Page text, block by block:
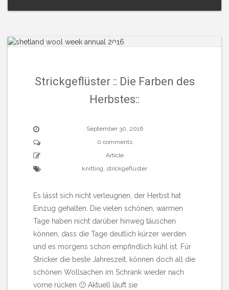
Strickgeflüster :: Die Farben des
Herbstes::
September 30, 2016
0 comments
Article
knitting, strickgeflüster
Es lässt sich nicht verleugnen, der Herbst hat
Einzug gehalten. Die vielen schönen, warmen
Tage haben nicht darüber hinweg täuschen
können, dass die Tage deutlich kürzer werden
und es morgens schon empfindlich kühl ist. Für
Stricker die beste Jahreszeit, können doch all die
schönen Wollsachen im Schrank wieder nach
vorne rücken 🙂 Aktuell läuft sie